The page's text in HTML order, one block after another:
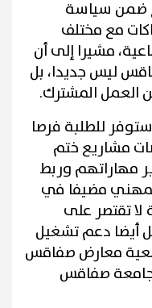
ضمن سياسة
مع مختلف
مشيرا إلى أن
ليس جديدا، بل
العمل المشترك.
للطلبة فرصا
مشاريع ختم
مهاراتهم وربط
مضيفا في
لا تقتصر على
أيضا دعم تشغيل
معارض صفاقس
جامعة صفاقس